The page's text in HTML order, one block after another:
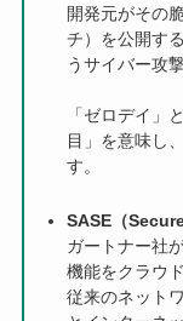
開発元がその
チ）を公開す
うサイバー攻
「ゼロデイ」
目」を意味し
す。
SASE（
ガートナー社
機能をクラウ
従来のネット